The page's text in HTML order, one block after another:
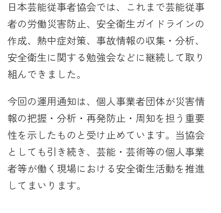
日本芸能従事者協会では、これまで芸能従事
者の労働災害防止、安全衛生ガイドラインの
作成、熱中症対策、事故情報の収集・分析、
安全衛生に関する勉強会などに継続して取り
組んできました。
今回の運用通知は、個人事業者団体が災害情
報の把握・分析・再発防止・周知を担う重要
性を示したものと受け止めています。当協会
としても引き続き、芸能・芸術等の個人事業
者等が働く現場における安全衛生活動を推進
してまいります。